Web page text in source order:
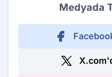
Medyada